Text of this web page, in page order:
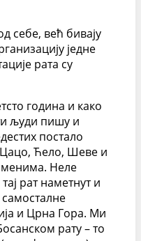
себе, већ бивају
једне
рата су
година и како
људи пишу и
постало
Ћело, Шеве и
Неле
рат наметнут и
и Црна Гора. Ми
рату – то